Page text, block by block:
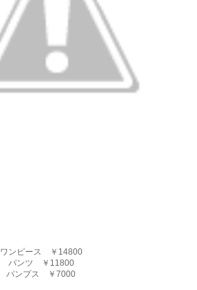
ワンピース ￥14800
パンツ ￥11800
パンプス ￥7000